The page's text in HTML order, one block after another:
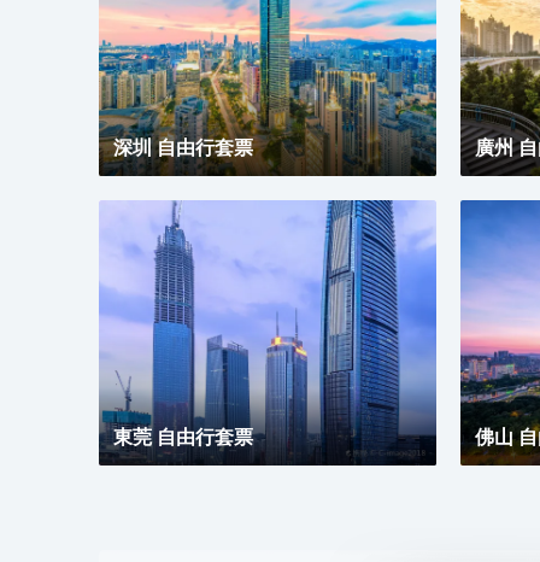
WELCOME HOME心怡之所。 麗怡酒店的標誌造型是
一朵玫瑰花，玫瑰花語源自古希臘神話，象徵真摯的情
誼，無論何時何地，在麗怡酒店，您都可以一如既往地
體驗到真誠、貼心的服務，精心優選品質體驗讓您感到
賓至如歸，我們致力讓每一位賓客感到愉悅欣喜與備受
關懷，用心意讓您更“心怡”。
深圳 自由行套票 廣州
東莞 自由行套票 佛山